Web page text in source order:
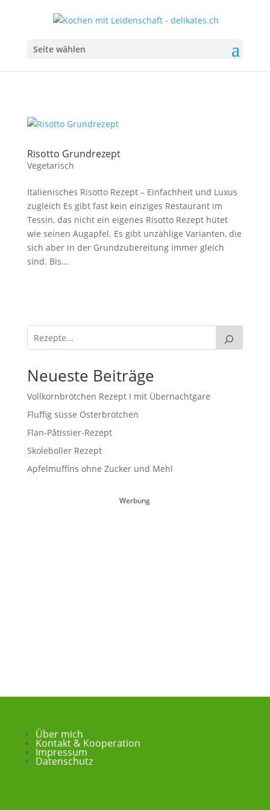
Seite wählen
Risotto Grundrezept
Vegetarisch
Italienisches Risotto Rezept – Einfachheit und Luxus
zugleich Es gibt fast kein einziges Restaurant im
Tessin, das nicht ein eigenes Risotto Rezept hütet
wie seinen Augapfel. Es gibt unzählige Varianten, die
sich aber in der Grundzubereitung immer gleich
sind. Bis...
Neueste Beiträge
Vollkornbrötchen Rezept I mit Übernachtgare
Fluffig süsse Osterbrötchen
Flan-Pâtissier-Rezept
Skoleboller Rezept
Apfelmuffins ohne Zucker und Mehl
Werbung
Über mich
Kontakt & Kooperation
Impressum
Datenschutz